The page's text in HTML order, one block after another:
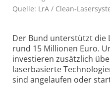
Quelle: LrA /
Der Bund unterstützt die
rund 15 Millionen Euro.
investieren zusätzlich
laserbasierte
sind angelaufen oder